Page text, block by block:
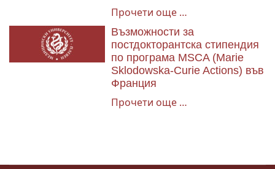
Прочети още …
Възможности за
постдокторантска стипендия
по програма MSCA (Marie
Sklodowska-Curie Actions) във
Франция
Прочети още …